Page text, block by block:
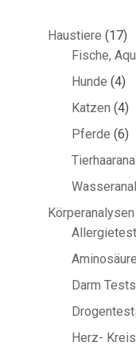
Haustiere 1717
Fische,
Hunde 44
Katzen 44
Pferde 66
Körperanalysen
Darm Tests
Herz-